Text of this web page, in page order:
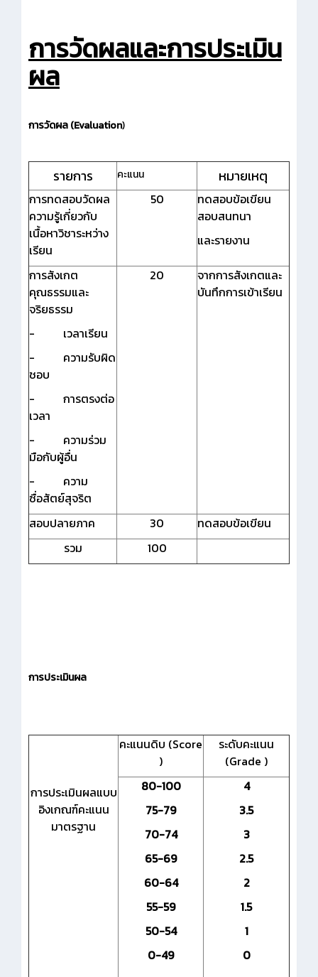
การวัดผลและการประเมิน
ผล
การวัดผล(Evaluation)
รายการ คะแนน หมายเหตุ
การทดสอบวัดผล
ความรู้เกี่ยวกับ
เนื้อหาวิชาระหว่าง
เรียน
50
ทดสอบข้อเขียน
สอบสนทนา
และรายงาน
การสังเกต
คุณธรรมและ
จริยธรรม
- เวลาเรียน
- ความรับผิด
ชอบ
- การตรงต่อ
เวลา
- ความร่วม
มือกับผู้อื่น
- ความ
ซื่อสัตย์สุจริต
20
จากการสังเกตและ
บันทึกการเข้าเรียน
สอบปลายภาค 30
ทดสอบข้อเขียน
รวม
100
การประเมินผล
การประเมินผลแบบ
อิงเกณฑ์คะแนน
มาตรฐาน
คะแนนดิบ (Score
)
ระดับคะแนน
(Grade )
80-100
75-79
70-74
65-69
60-64
55-59
50-54
0-49
4
3.5
3
2.5
2
1.5
1
0